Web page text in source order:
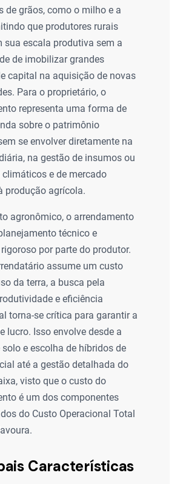
de grãos, como o milho e a
que produtores rurais
sua escala produtiva sem a
de imobilizar grandes
capital na aquisição de novas
Para o proprietário, o
representa uma forma de
sobre o patrimônio
se envolver diretamente na
na gestão de insumos ou
climáticos e de mercado
produção agrícola.
agronômico, o arrendamento
técnico e
por parte do produtor.
assume um custo
da terra, a busca pela
e eficiência
torna-se crítica para garantir a
lucro. Isso envolve desde a
solo e escolha de híbridos de
até a gestão detalhada do
visto que o custo do
é um dos componentes
do Custo Operacional Total
Características